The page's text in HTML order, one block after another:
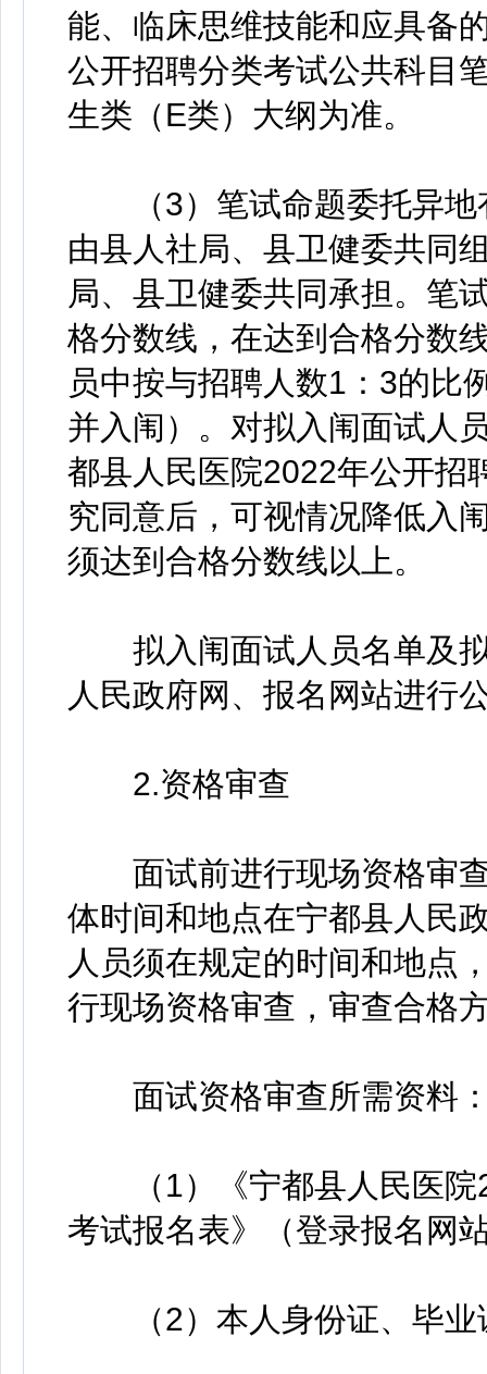
能、临床思维技能和应具备
公开招聘分类考试公共科目
生类（E类）大纲为准。
（3）笔试命题委托异地
由县人社局、县卫健委共同
局、县卫健委共同承担。笔
格分数线，在达到合格分数
员中按与招聘人数1：3的比
并入闱）。对拟入闱面试人
都县人民医院2022年公开招
究同意后，可视情况降低入
须达到合格分数线以上。
拟入闱面试人员名单及拟
人民政府网、报名网站进行
2.资格审查
面试前进行现场资格审查
体时间和地点在宁都县人民
人员须在规定的时间和地点
行现场资格审查，审查合格
面试资格审查所需资料
（1）《宁都县人民医院
考试报名表》（登录报名网
（2）本人身份证、毕业